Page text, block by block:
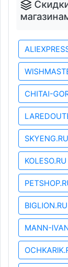
CHITAI-
SKYENG.RU
KOLESO.RU
BIGLION.RU
MANN-